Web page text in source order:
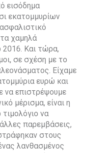
εισόδημα
εκατομμυρίων
χαμηλά
2016. Και τώρα,
σε σχέση με το
Είχαμε
ευρώ και
να επιστρέψουμε
μέρισμα, είναι η
να
παρεμβάσεις,
στους
λανθασμένος